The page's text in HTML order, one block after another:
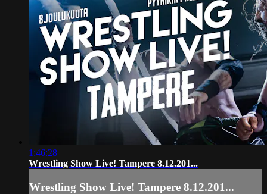
1:46:28
Wrestling Show Live! Tampere 8.12.201...
Wrestling Show Live! Tampere 8.12.201...